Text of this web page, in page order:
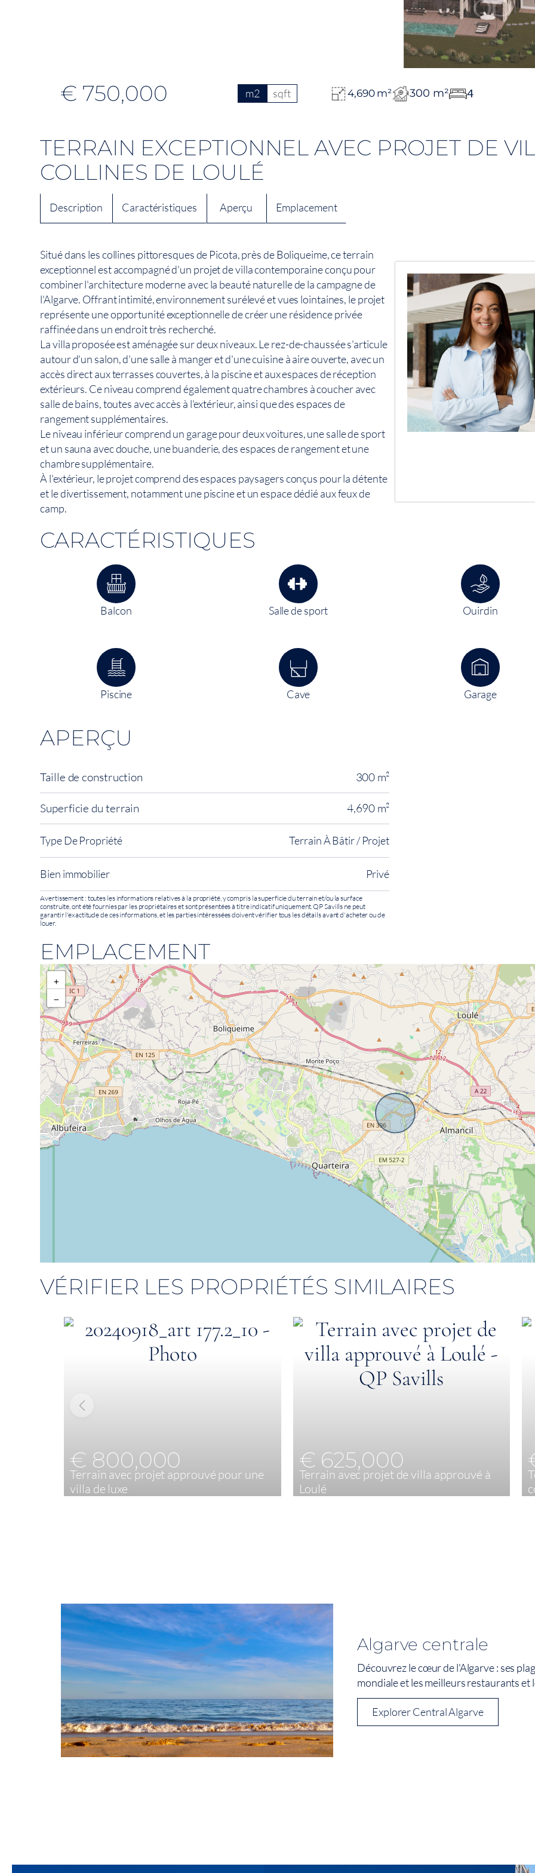
€ 750,000 m2 sqft 4,690 m² 300 m² 4
TERRAIN EXCEPTIONNEL AVEC PROJET DE
COLLINES DE LOULÉ
Description Caractéristiques Aperçu Emplacement
Situé dans les collines pittoresques de Picota, près de Boliqueime, ce terrain
exceptionnel est accompagné d'un projet de villa contemporaine conçu pour
combiner l'architecture moderne avec la beauté naturelle de la campagne de
l'Algarve. Offrant intimité, environnement surélevé et vues lointaines, le projet
représente une opportunité exceptionnelle de créer une résidence privée
raffinée dans un endroit très recherché.
La villa proposée est aménagée sur deux niveaux. Le rez-de-chaussée s'articule
autour d'un salon, d'une salle à manger et d'une cuisine à aire ouverte, avec un
accès direct aux terrasses couvertes, à la piscine et aux espaces de réception
extérieurs. Ce niveau comprend également quatre chambres à coucher avec
salle de bains, toutes avec accès à l'extérieur, ainsi que des espaces de
rangement supplémentaires.
Le niveau inférieur comprend un garage pour deux voitures, une salle de sport
et un sauna avec douche, une buanderie, des espaces de rangement et une
chambre supplémentaire.
À l'extérieur, le projet comprend des espaces paysagers conçus pour la détente
et le divertissement, notamment une piscine et un espace dédié aux feux de
camp.
CARACTÉRISTIQUES
Balcon Salle de sport Ouirdin
Piscine Cave Garage
APERÇU
Taille de construction 300 m²
Superficie du terrain 4,690 m²
Type De Propriété Terrain À Bâtir / Projet
Bien immobilier Privé
Avertissement : toutes les informations relatives à la propriété, y compris la superficie du terrain et/ou la surface
construite, ont été fournies par les propriétaires et sont présentées à titre indicatif uniquement. QP Savills ne peut
garantir l'exactitude de ces informations, et les parties intéressées doivent vérifier tous les détails avant d'acheter ou de
louer.
EMPLACEMENT
+
−
VÉRIFIER LES PROPRIÉTÉS SIMILAIRES
€ 800,000
Terrain avec projet approuvé pour une
villa de luxe
€ 625,000
Terrain avec projet de villa approuvé à
Loulé
Algarve centrale
Découvrez le cœur de l'Algarve : ses
mondiale et les meilleurs restaurants et
Explorer Central Algarve